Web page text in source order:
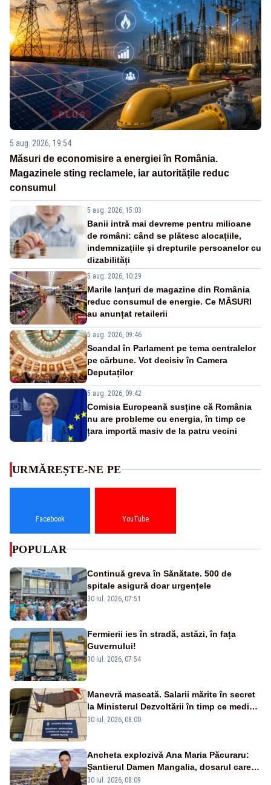
5 aug. 2026, 19:54
Măsuri de economisire a energiei în România.
Magazinele sting reclamele, iar autoritățile reduc
consumul
5 aug. 2026, 15:03
Banii intră mai devreme pentru milioane
de români: când se plătesc alocațiile,
indemnizațiile și drepturile persoanelor cu
dizabilități
5 aug. 2026, 10:29
Marile lanțuri de magazine din România
reduc consumul de energie. Ce MĂSURI
au anunțat retailerii
5 aug. 2026, 09:46
Scandal în Parlament pe tema centralelor
pe cărbune. Vot decisiv în Camera
Deputaților
5 aug. 2026, 09:42
Comisia Europeană susține că România
nu are probleme cu energia, în timp ce
țara importă masiv de la patru vecini
URMĂREȘTE-NE PE
Facebook YouTube
POPULAR
Continuă greva în Sănătate. 500 de
spitale asigură doar urgențele
30 iul. 2026, 07:51
Fermierii ies în stradă, astăzi, în fața
Guvernului!
30 iul. 2026, 07:54
Manevră mascată. Salarii mărite în secret
la Ministerul Dezvoltării în timp ce medicii
ies în stradă
30 iul. 2026, 08:00
Ancheta explozivă Ana Maria Păcuraru:
Șantierul Damen Mangalia, dosarul care
scufundă apărarea României
30 iul. 2026, 08:09